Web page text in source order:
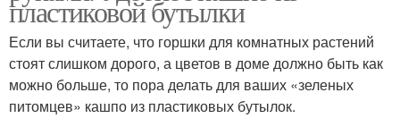
пластиковой бутылки
Если вы считаете, что горшки для комнатных растений
стоят слишком дорого, а цветов в доме должно быть как
можно больше, то пора делать для ваших «зеленых
питомцев» кашпо из пластиковых бутылок.